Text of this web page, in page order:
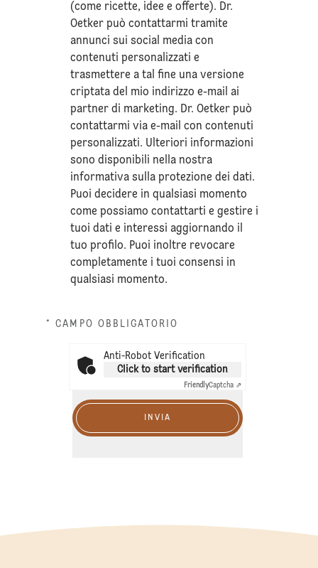
(come ricette, idee e offerte). Dr.
Oetker può contattarmi tramite
annunci sui social media con
contenuti personalizzati e
trasmettere a tal fine una versione
criptata del mio indirizzo e-mail ai
partner di marketing. Dr. Oetker può
contattarmi via e-mail con contenuti
personalizzati. Ulteriori informazioni
sono disponibili nella nostra
informativa sullaprotezione dei dati.
Puoi decidere in qualsiasi momento
come possiamo contattarti e gestire i
tuoi dati e interessi aggiornando il
tuo profilo. Puoi inoltre revocare
completamente i tuoi consensi in
qualsiasi momento.
* CAMPO OBBLIGATORIO
Anti-Robot Verification
Click to start verification
FriendlyCaptcha ⇗
INVIA